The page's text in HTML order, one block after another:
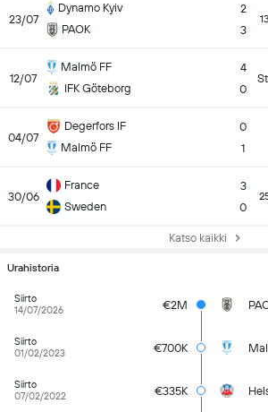
23/07
Dynamo Kyiv
PAOK
2
3
13
12/07
Malmö FF
IFK Göteborg
4
0
04/07
Degerfors IF
Malmö FF
0
1
30/06
France
Sweden
3
0
Katso kaikki
Urahistoria
Siirto
14/07/2026
€2M
Siirto
01/02/2023
€700K
Siirto
07/02/2022
€335K